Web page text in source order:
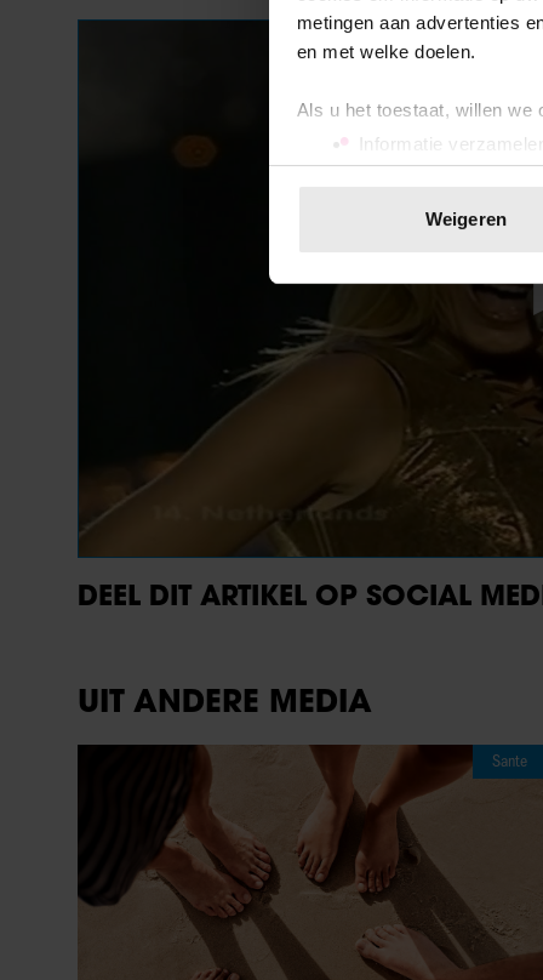
metingen aan advertenties
en met welke doelen.
Als u het toestaat, willen we
Informatie
Uw apparaat
toestemming op elk
We gebruiken cookies om
websiteverkeer te
media, adverteren en
verstrekt of die ze hebben
onze website blijft gebruiken.
Weigeren
DEEL DIT ARTIKEL OP SOCIAL
UIT ANDERE MEDIA
Sante